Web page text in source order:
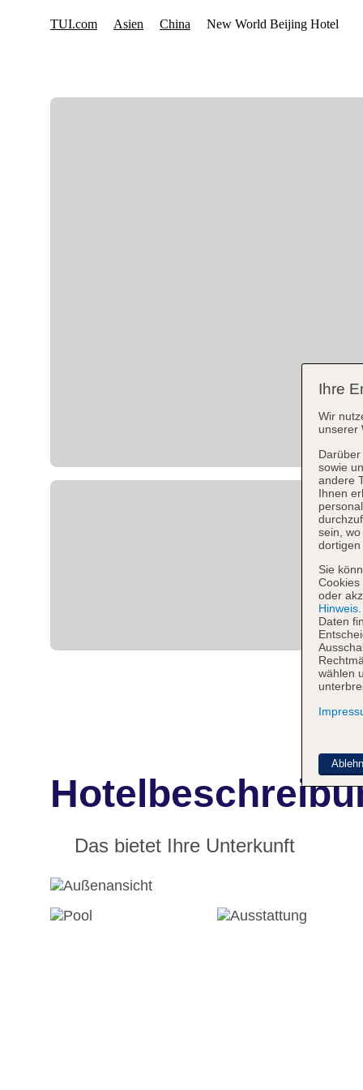
Das bietet Ihre Unterkunft
Ihre
Wir
unserer
sowie
andere
Ihnen
sein,
dortigen
Sie
Cookies
oder
Hinweis
Daten
wählen